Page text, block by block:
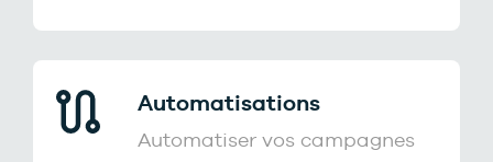
Automatisations
Automatiser vos campagnes